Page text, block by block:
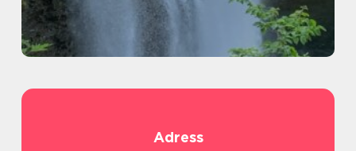
Adress